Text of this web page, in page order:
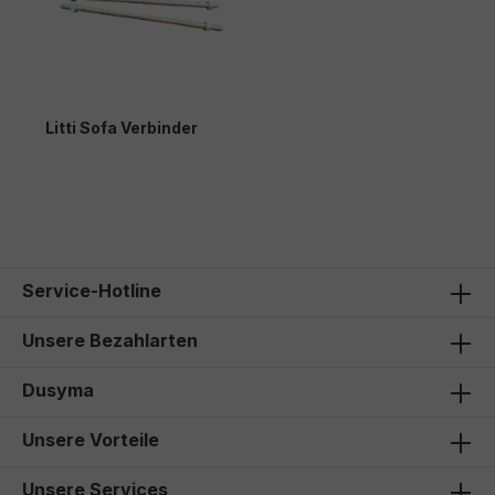
Litti Sofa Verbinder
Service-Hotline
Unsere Bezahlarten
Dusyma
Unsere Vorteile
Unsere Services